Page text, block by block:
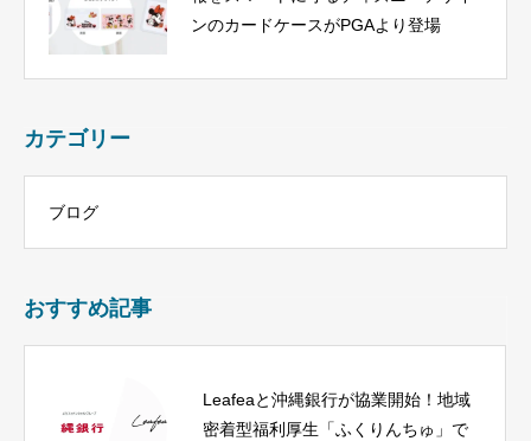
ンのカードケースがPGAより登場
カテゴリー
ブログ
おすすめ記事
Leafeaと沖縄銀行が協業開始！地域
密着型福利厚生「ふくりんちゅ」で